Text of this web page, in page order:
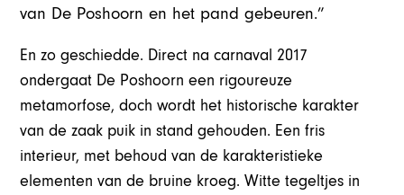
van De Poshoorn en het pand gebeuren.”
En zo geschiedde. Direct na carnaval 2017
ondergaat De Poshoorn een rigoureuze
metamorfose, doch wordt het historische karakter
van de zaak puik in stand gehouden. Een fris
interieur, met behoud van de karakteristieke
elementen van de bruine kroeg. Witte tegeltjes in